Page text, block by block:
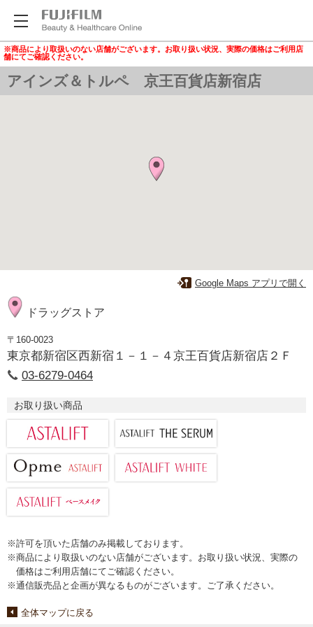
※商品により取扱いのない店舗がございます。お取り扱い状況、実際の価格はご利用店
舗にてご確認ください。
アインズ＆トルペ 京王百貨店新宿店
Google Maps アプリで開く
ドラッグストア
〒160-0023
東京都新宿区西新宿１－１－４京王百貨店新宿店２Ｆ
03-6279-0464
お取り扱い商品
※許可を頂いた店舗のみ掲載しております。
※商品により取扱いのない店舗がございます。お取り扱い状況、実際の
価格はご利用店舗にてご確認ください。
※通信販売品と企画が異なるものがございます。ご了承ください。
全体マップに戻る